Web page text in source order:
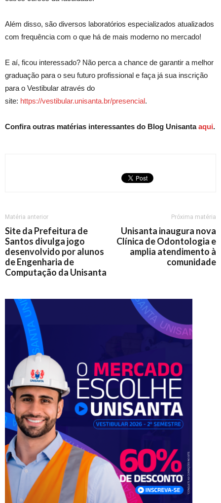
Além disso, são diversos laboratórios especializados atualizados
com frequência com o que há de mais moderno no mercado!
E aí, ficou interessado? Não perca a chance de garantir a melhor
graduação para o seu futuro profissional e faça já sua inscrição
para o Vestibular através do
site: https://vestibular.unisanta.br/presencial.
Confira outras matérias interessantes do Blog Unisantaaqui.
Matéria anterior
Site da Prefeitura de
Santos divulga jogo
desenvolvido por alunos
de Engenharia de
Computação da Unisanta
Próxima matéria
Unisanta inaugura nova
Clínica de Odontologia e
amplia atendimento à
comunidade